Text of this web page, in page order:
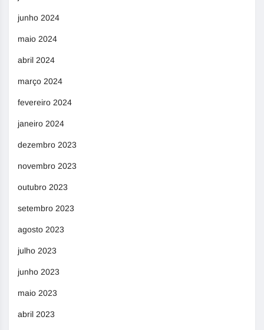
junho 2024
maio 2024
abril 2024
março 2024
fevereiro 2024
janeiro 2024
dezembro 2023
novembro 2023
outubro 2023
setembro 2023
agosto 2023
julho 2023
junho 2023
maio 2023
abril 2023